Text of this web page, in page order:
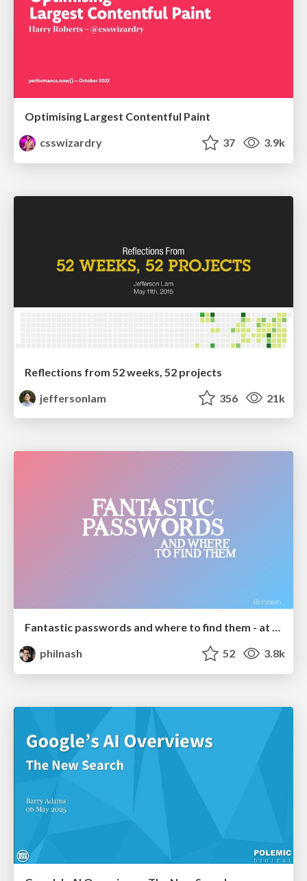
Optimising Largest Contentful Paint
csswizardry
37 3.9k
Reflections from 52 weeks, 52 projects
jeffersonlam
356 21k
Fantastic passwords and where to find them - at NoRuKo
philnash
52 3.8k